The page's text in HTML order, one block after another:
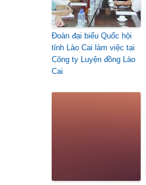
Đoàn đại biểu Quốc hội
tỉnh Lào Cai làm việc tại
Công ty Luyện đồng Lào
Cai